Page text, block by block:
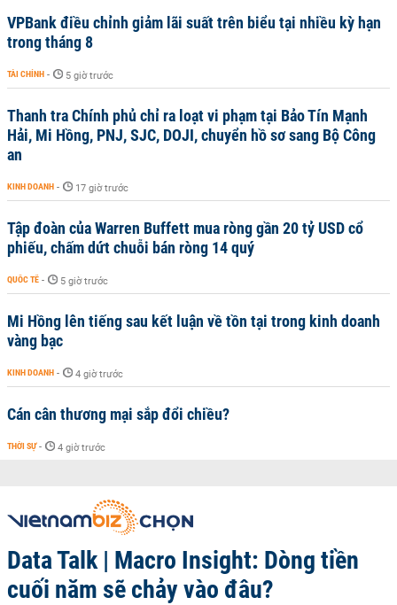
VPBank điều chỉnh giảm lãi suất trên biểu tại nhiều kỳ hạn
trong tháng 8
TÀI CHÍNH - 5 giờ trước
Thanh tra Chính phủ chỉ ra loạt vi phạm tại Bảo Tín Mạnh
Hải, Mi Hồng, PNJ, SJC, DOJI, chuyển hồ sơ sang Bộ Công
an
KINH DOANH - 17 giờ trước
Tập đoàn của Warren Buffett mua ròng gần 20 tỷ USD cổ
phiếu, chấm dứt chuỗi bán ròng 14 quý
QUỐC TẾ - 5 giờ trước
Mi Hồng lên tiếng sau kết luận về tồn tại trong kinh doanh
vàng bạc
KINH DOANH - 4 giờ trước
Cán cân thương mại sắp đổi chiều?
THỜI SỰ - 4 giờ trước
Data Talk | Macro Insight: Dòng tiền
cuối năm sẽ chảy vào đâu?